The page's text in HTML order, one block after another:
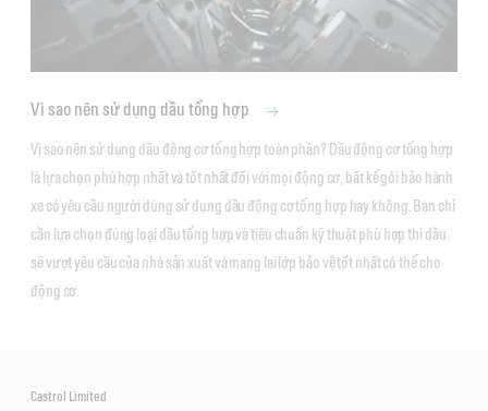
Vì sao nên sử dụng dầu tổng hợp
Vì sao nên sử dụng dầu động cơ tổng hợp toàn phần? Dầu động cơ tổng hợp
là lựa chọn phù hợp nhất và tốt nhất đối với mọi động cơ, bất kể gói bảo hành
xe có yêu cầu người dùng sử dụng dầu động cơ tổng hợp hay không. Bạn chỉ
cần lựa chọn đúng loại dầu tổng hợp và tiêu chuẩn kỹ thuật phù hợp thì dầu
sẽ vượt yêu cầu của nhà sản xuất và mang lại lớp bảo vệ tốt nhất có thể cho
động cơ.
Castrol Limited